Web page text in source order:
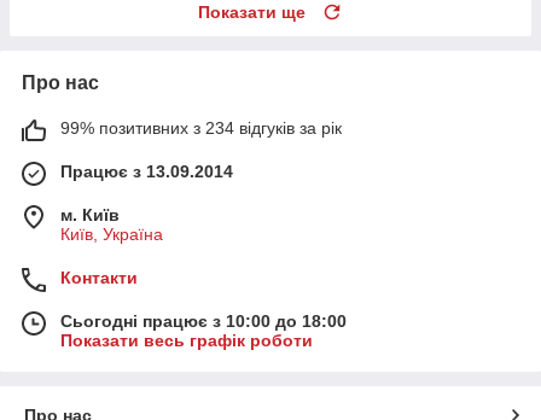
Показати ще
Про нас
99% позитивних з 234 відгуків за рік
Працює з 13.09.2014
м. Київ
Київ, Україна
Контакти
Сьогодні працює з 10:00 до 18:00
Показати весь графік роботи
Про нас